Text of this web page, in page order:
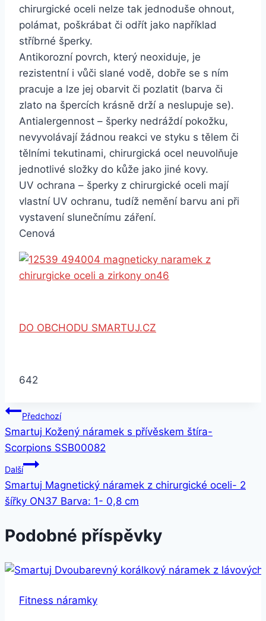
chirurgické oceli nelze tak jednoduše ohnout,
polámat, poškrábat či odřít jako například
stříbrné šperky.
Antikorozní povrch, který neoxiduje, je
rezistentní i vůči slané vodě, dobře se s ním
pracuje a lze jej obarvit či pozlatit (barva či
zlato na špercích krásně drží a neslupuje se).
Antialergennost – šperky nedráždí pokožku,
nevyvolávají žádnou reakci ve styku s tělem či
tělními tekutinami, chirurgická ocel neuvolňuje
jednotlivé složky do kůže jako jiné kovy.
UV ochrana – šperky z chirurgické oceli mají
vlastní UV ochranu, tudíž nemění barvu ani při
vystavení slunečnímu záření.
Cenová
DO OBCHODU SMARTUJ.CZ
642
Navigace
pro
příspěvek
Předchozí
Smartuj Kožený náramek s přívěskem štíra-
Scorpions SSB00082
Další
Smartuj Magnetický náramek z chirurgické oceli- 2
šířky ON37 Barva: 1- 0,8 cm
Podobné příspěvky
Fitness náramky